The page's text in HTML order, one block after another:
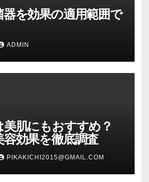
を効果の適用範囲で
ADMIN
肌にもおすすめ？
容効果を徹底調査
PIKAKICHI2015@GMAIL.COM